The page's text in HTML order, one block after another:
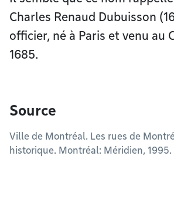
Charles Renaud Dubuisson
officier, né à Paris et venu au
1685.
Source
Ville de Montréal. Les rues de
historique. Montréal: Méridien, 1995.